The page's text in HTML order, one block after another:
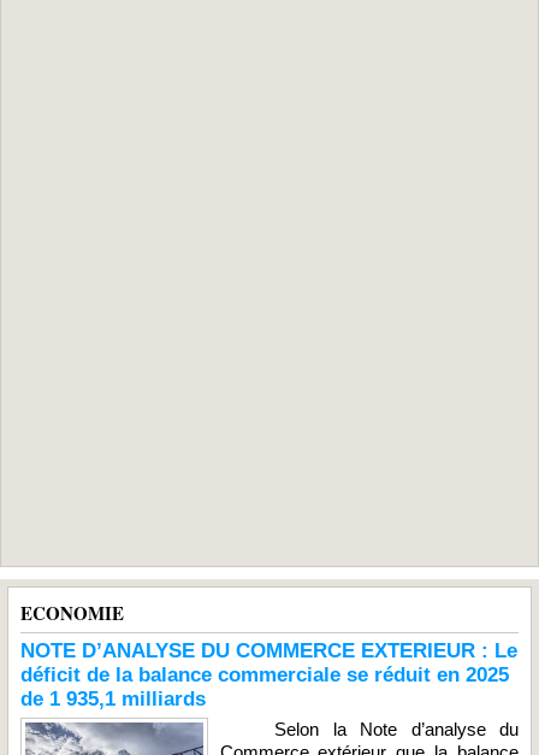
ECONOMIE
NOTE D’ANALYSE DU COMMERCE EXTERIEUR : Le
déficit de la balance commerciale se réduit en 2025
de 1 935,1 milliards
Selon la Note d’analyse du